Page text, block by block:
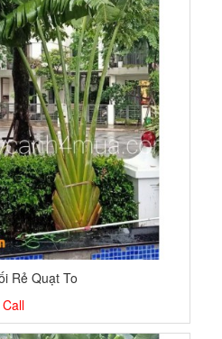
Rẻ Quạt To
Call